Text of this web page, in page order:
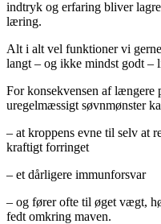
indtryk og erfaring bliver
læring.
Alt i alt vel funktioner vi
langt – og ikke mindst godt –
For konsekvensen af længere
uregelmæssigt søvnmønster
– at kroppens evne til selv at
kraftigt forringet
– et dårligere immunforsvar
– og fører ofte til øget vægt,
fedt omkring maven.